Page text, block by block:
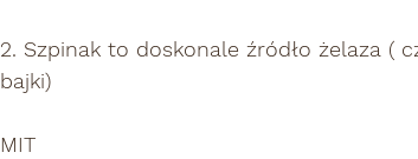
2. Szpinak to doskonale źródło żelaza ( czego
bajki)
MIT